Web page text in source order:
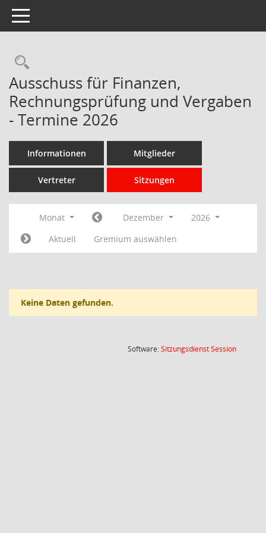
Toggle navigation
Rechercheauswahl
Ausschuss für Finanzen,
Rechnungsprüfung und Vergaben
- Termine 2026
Informationen Mitglieder
Vertreter Sitzungen
Monat Dezember
2026
Aktuell
Gremium auswählen
Keine Daten gefunden.
Software:SitzungsdienstSession(Wird in